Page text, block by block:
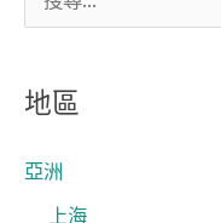
關
鍵
字
地區
亞洲
上海